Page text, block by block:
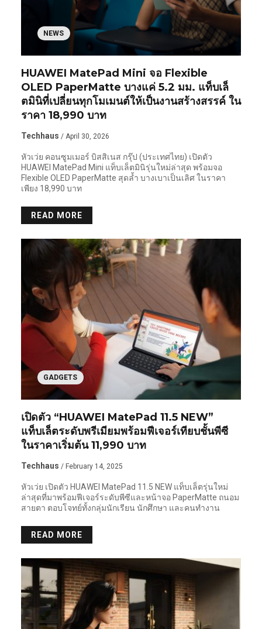
NEWS
HUAWEI MatePad Mini จอ Flexible
OLED PaperMatte บางแค่ 5.2 มม. แท็บเล็
ตมินิที่เปลี่ยนทุกโมเมนต์ให้เป็นงานสร้างสรรค์ ใน
ราคา 18,990 บาท
Techhaus / April 30, 2026
หัวเว่ย คอนซูมเมอร์ บิสสิเนส กรุ๊ป (ประเทศไทย) เปิดตัว
HUAWEI MatePad Mini แท็บเล็ตมินิรุ่นใหม่ล่าสุด พร้อมจอ
Flexible OLED PaperMatte สุดล้ำ บางเบาเป็นเลิศ ในราคา
เพียง 18,990 บาท
READ MORE
GADGETS
เปิดตัว “HUAWEI MatePad 11.5 NEW”
แท็บเล็ตระดับพรีเมียมพร้อมฟีเจอร์เทียบชั้นพีซี
ในราคาเริ่มต้น 11,990 บาท
Techhaus / February 14, 2025
หัวเว่ย เปิดตัว HUAWEI MatePad 11.5 NEW แท็บเล็ตรุ่นใหม่
ล่าสุดที่มาพร้อมฟีเจอร์ระดับพีซีและหน้าจอ PaperMatte ถนอม
สายตา ตอบโจทย์ทั้งกลุ่มนักเรียน นักศึกษา และคนทำงาน
READ MORE